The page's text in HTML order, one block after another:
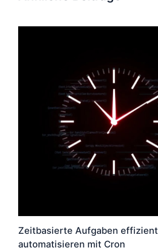
Zeitbasierte Aufgaben effizient
automatisieren mit Cron